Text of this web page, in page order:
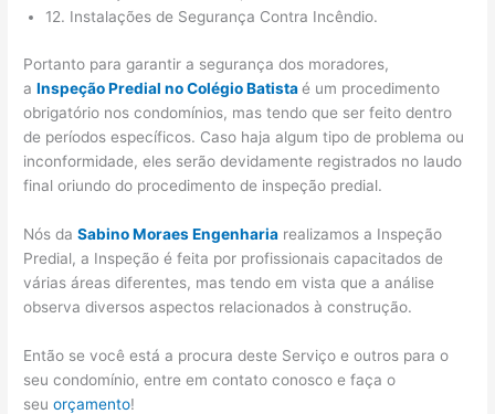
12. Instalações de Segurança Contra Incêndio.
Portanto para garantir a segurança dos moradores,
aInspeção Predial no Colégio Batistaé um procedimento
obrigatório nos condomínios, mas tendo que ser feito dentro
de períodos específicos. Caso haja algum tipo de problema ou
inconformidade, eles serão devidamente registrados no laudo
final oriundo do procedimento de inspeção predial.
Nós daSabino Moraes Engenharia realizamos a Inspeção
Predial, a Inspeção é feita por profissionais capacitados de
várias áreas diferentes, mas tendo em vista que a análise
observa diversos aspectos relacionados à construção.
Então se você está a procura deste Serviço e outros para o
seu condomínio, entre em contato conosco e faça o
seuorçamento!